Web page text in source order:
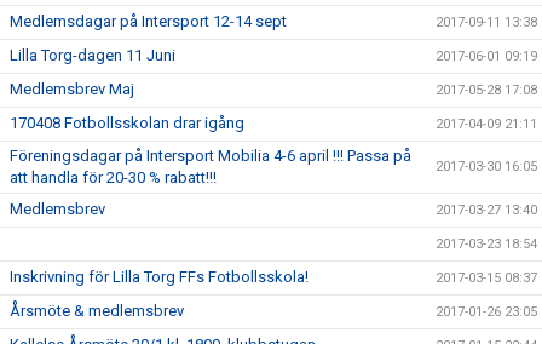
Medlemsdagar på Intersport 12-14 sept 2017-09-11 13:38
Lilla Torg-dagen 11 Juni 2017-06-01 09:19
Medlemsbrev Maj 2017-05-28 17:08
170408 Fotbollsskolan drar igång 2017-04-09 21:11
Föreningsdagar på Intersport Mobilia 4-6 april !!! Passa på
att handla för 20-30 % rabatt!!!
2017-03-30 16:05
Medlemsbrev 2017-03-27 13:40
2017-03-23 18:54
Inskrivning för Lilla Torg FFs Fotbollsskola! 2017-03-15 08:37
Årsmöte & medlemsbrev 2017-01-26 23:05